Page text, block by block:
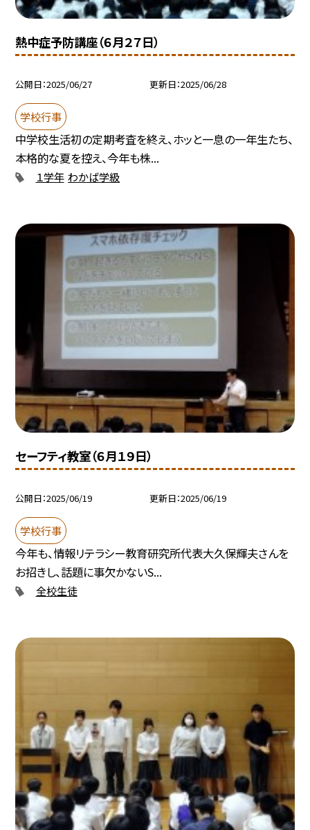
熱中症予防講座（６月２７日）
公開日 2025/06/27 更新日 2025/06/28
学校行事
中学校生活初の定期考査を終え、ホッと一息の一年生たち、
本格的な夏を控え、今年も株...
１学年 わかば学級
セーフティ教室（６月１９日）
公開日 2025/06/19 更新日 2025/06/19
学校行事
今年も、情報リテラシー教育研究所代表大久保輝夫さんを
お招きし、話題に事欠かないS...
全校生徒